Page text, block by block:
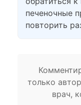
печеночные
повторить
только
врач,